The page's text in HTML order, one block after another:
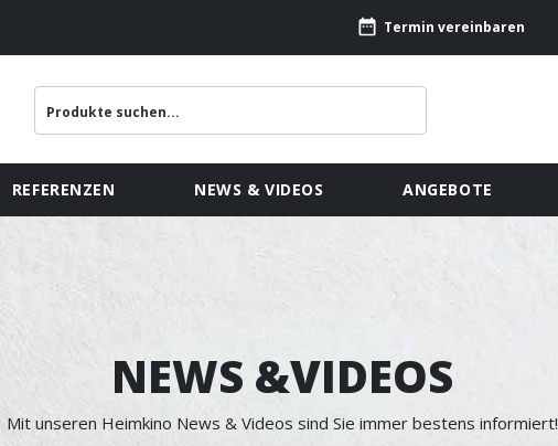
Termin vereinbaren
REFERENZEN NEWS & VIDEOS ANGEBOTE
NEWS &VIDEOS
Mit unseren Heimkino News & Videos sind Sie immer bestens informiert!